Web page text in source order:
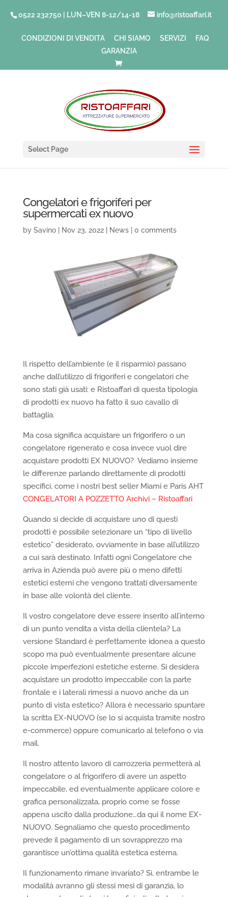
0522 232750 | LUN–VEN 8-12/14-18 info@ristoaffari.it
CONDIZIONI DI VENDITA CHI SIAMO SERVIZI
FAQ
GARANZIA
Select Page
Congelatori e frigoriferi per
supermercati ex nuovo
by Savino| Nov 23, 2022| News| 0 comments
Il rispetto dell’ambiente (e il risparmio) passano
anche dall’utilizzo di frigoriferi e congelatori che
sono stati già usati: e Ristoaffari di questa tipologia
di prodotti ex nuovo ha fatto il suo cavallo di
battaglia.
Ma cosa significa acquistare un frigorifero o un
congelatore rigenerato e cosa invece vuol dire
acquistare prodotti EX NUOVO? Vediamo insieme
le differenze parlando direttamente di prodotti
specifici, come i nostri best seller Miami e Paris AHT
CONGELATORI A POZZETTO Archivi – Ristoaffari
Quando si decide di acquistare uno di questi
prodotti è possibile selezionare un “tipo di livello
estetico” desiderato, ovviamente in base all’utilizzo
a cui sarà destinato. Infatti ogni Congelatore che
arriva in Azienda può avere più o meno difetti
estetici esterni che vengono trattati diversamente
in base alle volontà del cliente.
Il vostro congelatore deve essere inserito all’interno
di un punto vendita a vista della clientela? La
versione Standard è perfettamente idonea a questo
scopo ma può eventualmente presentare alcune
piccole imperfezioni estetiche esterne. Si desidera
acquistare un prodotto impeccabile con la parte
frontale e i laterali rimessi a nuovo anche da un
punto di vista estetico? Allora è necessario spuntare
la scritta EX-NUOVO (se lo si acquista tramite nostro
e-commerce) oppure comunicarlo al telefono o via
mail.
Il nostro attento lavoro di carrozzeria permetterà al
congelatore o al frigorifero di avere un aspetto
impeccabile, ed eventualmente applicare colore e
grafica personalizzata, proprio come se fosse
appena uscito dalla produzione…da qui il nome EX-
NUOVO. Segnaliamo che questo procedimento
prevede il pagamento di un sovrapprezzo ma
garantisce un’ottima qualità estetica esterna.
Il funzionamento rimane invariato? Sì, entrambe le
modalità avranno gli stessi mesi di garanzia, lo